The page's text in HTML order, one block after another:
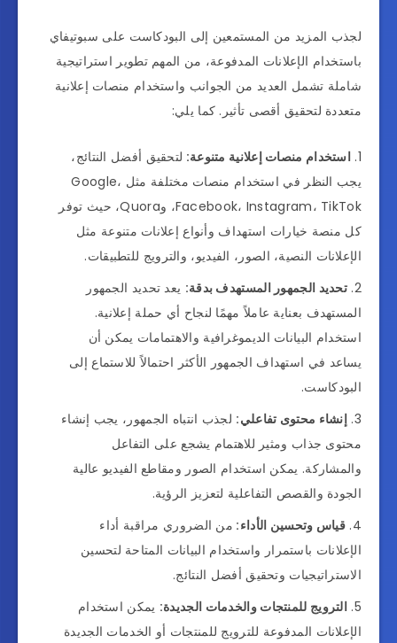
لجذب المزيد من المستمعين إلى البودكاست على سبوتيفاي
باستخدام الإعلانات المدفوعة، من المهم تطوير استراتيجية
شاملة تشمل العديد من الجوانب واستخدام منصات إعلانية
متعددة لتحقيق أقصى تأثير. كما يلي:
استخدام منصات إعلانية متنوعة: لتحقيق أفضل النتائج،
يجب النظر في استخدام منصات مختلفة مثل Google،
Facebook، Instagram، TikTok، وQuora، حيث توفر
كل منصة خيارات استهداف وأنواع إعلانات متنوعة مثل
الإعلانات النصية، الصور، الفيديو، والترويج للتطبيقات.
تحديد الجمهور المستهدف بدقة: يعد تحديد الجمهور
المستهدف بعناية عاملاً مهمًا لنجاح أي حملة إعلانية.
استخدام البيانات الديموغرافية والاهتمامات يمكن أن
يساعد في استهداف الجمهور الأكثر احتمالاً للاستماع إلى
البودكاست.
إنشاء محتوى تفاعلي: لجذب انتباه الجمهور، يجب إنشاء
محتوى جذاب ومثير للاهتمام يشجع على التفاعل
والمشاركة. يمكن استخدام الصور ومقاطع الفيديو عالية
الجودة والقصص التفاعلية لتعزيز الرؤية.
قياس وتحسين الأداء: من الضروري مراقبة أداء
الإعلانات باستمرار واستخدام البيانات المتاحة لتحسين
الاستراتيجيات وتحقيق أفضل النتائج.
الترويج للمنتجات والخدمات الجديدة: يمكن استخدام
الإعلانات المدفوعة للترويج للمنتجات أو الخدمات الجديدة